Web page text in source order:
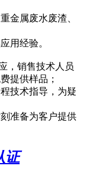
金属废水废渣、
用经验。
，销售技术人员
提供样品；
技术指导，为疑
准备为客户提供
证